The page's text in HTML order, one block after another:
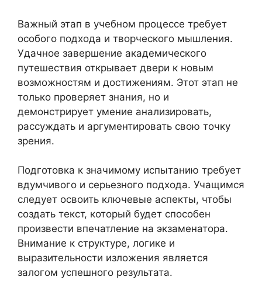
Важный этап в учебном процессе требует
особого подхода и творческого мышления.
Удачное завершение академического
путешествия открывает двери к новым
возможностям и достижениям. Этот этап не
только проверяет знания, но и
демонстрирует умение анализировать,
рассуждать и аргументировать свою точку
зрения.
Подготовка к значимому испытанию требует
вдумчивого и серьезного подхода. Учащимся
следует освоить ключевые аспекты, чтобы
создать текст, который будет способен
произвести впечатление на экзаменатора.
Внимание к структуре, логике и
выразительности изложения является
залогом успешного результата.